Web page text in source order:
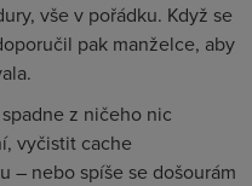
vše v pořádku. Když se
pak manželce, aby
z ničeho nic
vyčistit cache
– nebo spíše se došourám